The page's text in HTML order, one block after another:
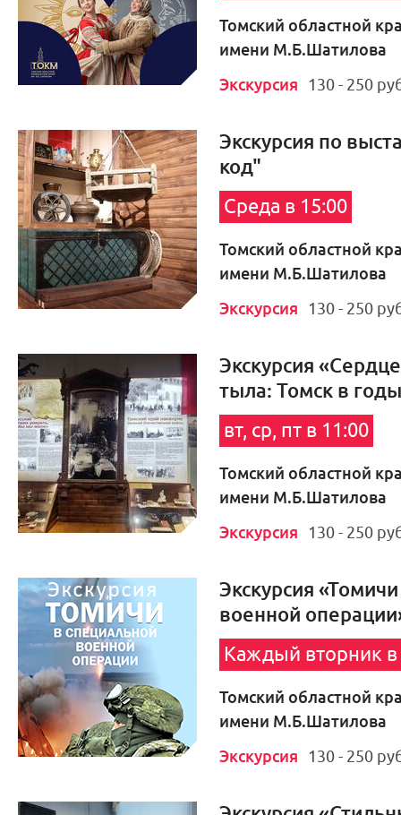
Томский областной
имени М.Б.Шатилова
Экскурсия
130 - 250
Экскурсия по
код"
Среда в 15:00
Томский областной
имени М.Б.Шатилова
Экскурсия
130 - 250
Экскурсия
тыла: Томск в
вт, ср, пт в 11:00
Томский областной
имени М.Б.Шатилова
Экскурсия
130 - 250
Экскурсия
военной
Каждый вторник в
Томский областной
имени М.Б.Шатилова
Экскурсия
130 - 250